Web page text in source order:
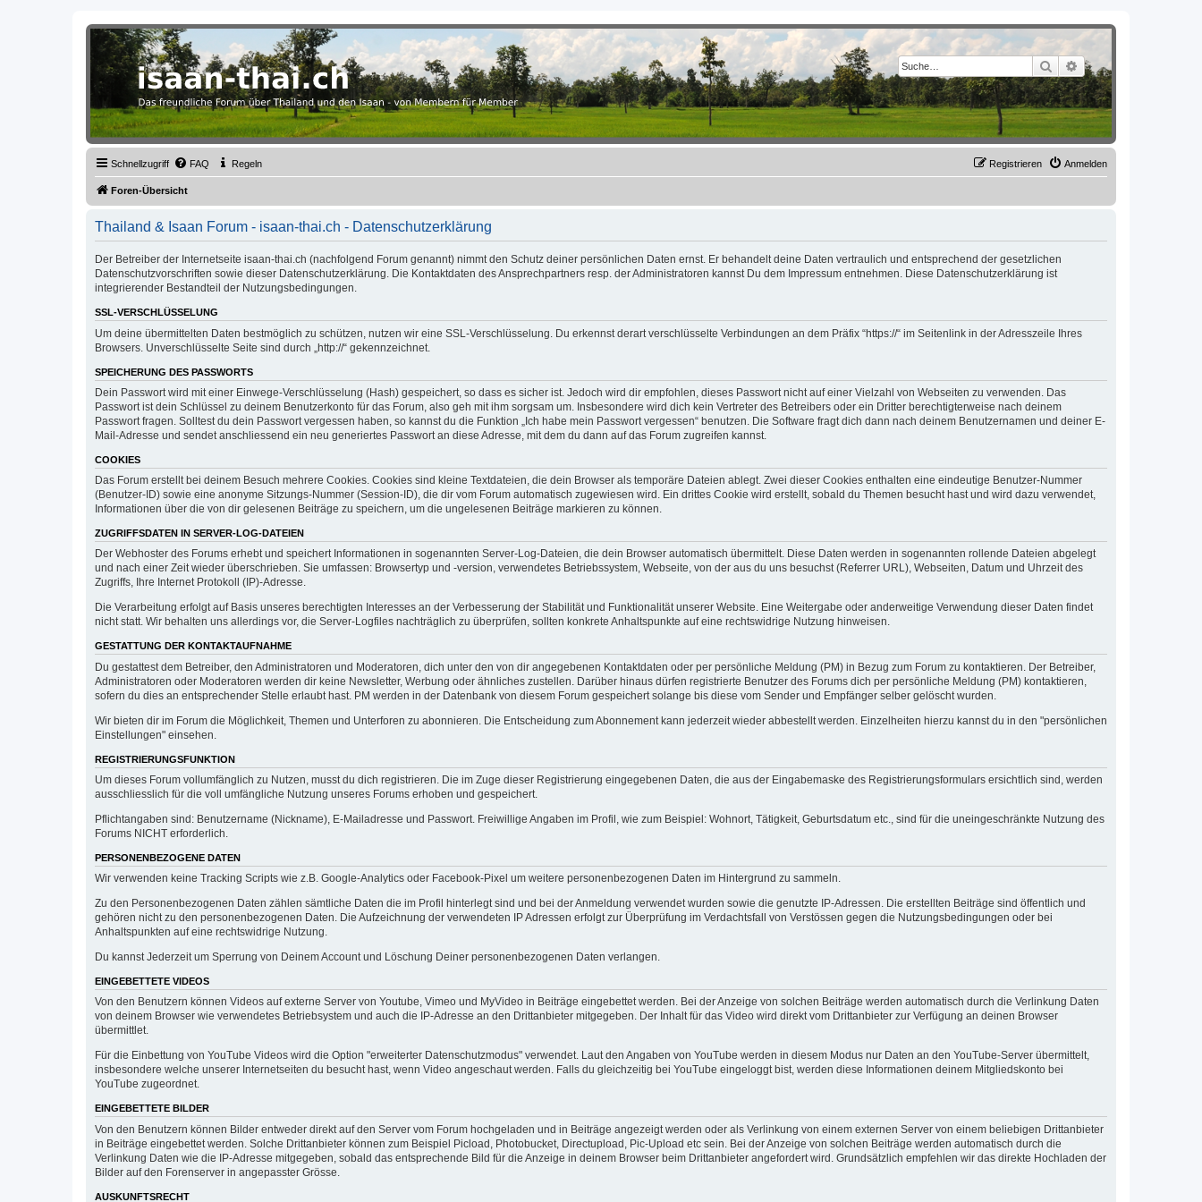
Suche Erweiterte Suche
Thailand & Isaan Forum - isaan-thai.ch
Das freundliche Forum über Thailand und den Isaan - von Membern für Member
Schnellzugriff FAQ Regeln Anmelden
Registrieren
Foren-Übersicht
Thailand & Isaan Forum - isaan-thai.ch - Datenschutzerklärung
Der Betreiber der Internetseite isaan-thai.ch (nachfolgend Forum genannt) nimmt den Schutz deiner persönlichen Daten ernst. Er behandelt deine Daten vertraulich und entsprechend der gesetzlichen
Datenschutzvorschriften sowie dieser Datenschutzerklärung. Die Kontaktdaten des Ansprechpartners resp. der Administratoren kannst Du dem Impressum entnehmen. Diese Datenschutzerklärung ist
integrierender Bestandteil der Nutzungsbedingungen.
SSL-VERSCHLÜSSELUNG
Um deine übermittelten Daten bestmöglich zu schützen, nutzen wir eine SSL-Verschlüsselung. Du erkennst derart verschlüsselte Verbindungen an dem Präfix “https://“ im Seitenlink in der Adresszeile Ihres
Browsers. Unverschlüsselte Seite sind durch „http://“ gekennzeichnet.
SPEICHERUNG DES PASSWORTS
Dein Passwort wird mit einer Einwege-Verschlüsselung (Hash) gespeichert, so dass es sicher ist. Jedoch wird dir empfohlen, dieses Passwort nicht auf einer Vielzahl von Webseiten zu verwenden. Das
Passwort ist dein Schlüssel zu deinem Benutzerkonto für das Forum, also geh mit ihm sorgsam um. Insbesondere wird dich kein Vertreter des Betreibers oder ein Dritter berechtigterweise nach deinem
Passwort fragen. Solltest du dein Passwort vergessen haben, so kannst du die Funktion „Ich habe mein Passwort vergessen“ benutzen. Die Software fragt dich dann nach deinem Benutzernamen und deiner E-
Mail-Adresse und sendet anschliessend ein neu generiertes Passwort an diese Adresse, mit dem du dann auf das Forum zugreifen kannst.
COOKIES
Das Forum erstellt bei deinem Besuch mehrere Cookies. Cookies sind kleine Textdateien, die dein Browser als temporäre Dateien ablegt. Zwei dieser Cookies enthalten eine eindeutige Benutzer-Nummer
(Benutzer-ID) sowie eine anonyme Sitzungs-Nummer (Session-ID), die dir vom Forum automatisch zugewiesen wird. Ein drittes Cookie wird erstellt, sobald du Themen besucht hast und wird dazu verwendet,
Informationen über die von dir gelesenen Beiträge zu speichern, um die ungelesenen Beiträge markieren zu können.
ZUGRIFFSDATEN IN SERVER-LOG-DATEIEN
Der Webhoster des Forums erhebt und speichert Informationen in sogenannten Server-Log-Dateien, die dein Browser automatisch übermittelt. Diese Daten werden in sogenannten rollende Dateien abgelegt
und nach einer Zeit wieder überschrieben. Sie umfassen: Browsertyp und -version, verwendetes Betriebssystem, Webseite, von der aus du uns besuchst (Referrer URL), Webseiten, Datum und Uhrzeit des
Zugriffs, Ihre Internet Protokoll (IP)-Adresse.
Die Verarbeitung erfolgt auf Basis unseres berechtigten Interesses an der Verbesserung der Stabilität und Funktionalität unserer Website. Eine Weitergabe oder anderweitige Verwendung dieser Daten findet
nicht statt. Wir behalten uns allerdings vor, die Server-Logfiles nachträglich zu überprüfen, sollten konkrete Anhaltspunkte auf eine rechtswidrige Nutzung hinweisen.
GESTATTUNG DER KONTAKTAUFNAHME
Du gestattest dem Betreiber, den Administratoren und Moderatoren, dich unter den von dir angegebenen Kontaktdaten oder per persönliche Meldung (PM) in Bezug zum Forum zu kontaktieren. Der Betreiber,
Administratoren oder Moderatoren werden dir keine Newsletter, Werbung oder ähnliches zustellen. Darüber hinaus dürfen registrierte Benutzer des Forums dich per persönliche Meldung (PM) kontaktieren,
sofern du dies an entsprechender Stelle erlaubt hast. PM werden in der Datenbank von diesem Forum gespeichert solange bis diese vom Sender und Empfänger selber gelöscht wurden.
Wir bieten dir im Forum die Möglichkeit, Themen und Unterforen zu abonnieren. Die Entscheidung zum Abonnement kann jederzeit wieder abbestellt werden. Einzelheiten hierzu kannst du in den "persönlichen
Einstellungen" einsehen.
REGISTRIERUNGSFUNKTION
Um dieses Forum vollumfänglich zu Nutzen, musst du dich registrieren. Die im Zuge dieser Registrierung eingegebenen Daten, die aus der Eingabemaske des Registrierungsformulars ersichtlich sind, werden
ausschliesslich für die voll umfängliche Nutzung unseres Forums erhoben und gespeichert.
Pflichtangaben sind: Benutzername (Nickname), E-Mailadresse und Passwort. Freiwillige Angaben im Profil, wie zum Beispiel: Wohnort, Tätigkeit, Geburtsdatum etc., sind für die uneingeschränkte Nutzung des
Forums NICHT erforderlich.
PERSONENBEZOGENE DATEN
Wir verwenden keine Tracking Scripts wie z.B. Google-Analytics oder Facebook-Pixel um weitere personenbezogenen Daten im Hintergrund zu sammeln.
Zu den Personenbezogenen Daten zählen sämtliche Daten die im Profil hinterlegt sind und bei der Anmeldung verwendet wurden sowie die genutzte IP-Adressen. Die erstellten Beiträge sind öffentlich und
gehören nicht zu den personenbezogenen Daten. Die Aufzeichnung der verwendeten IP Adressen erfolgt zur Überprüfung im Verdachtsfall von Verstössen gegen die Nutzungsbedingungen oder bei
Anhaltspunkten auf eine rechtswidrige Nutzung.
Du kannst Jederzeit um Sperrung von Deinem Account und Löschung Deiner personenbezogenen Daten verlangen.
EINGEBETTETE VIDEOS
Von den Benutzern können Videos auf externe Server von Youtube, Vimeo und MyVideo in Beiträge eingebettet werden. Bei der Anzeige von solchen Beiträge werden automatisch durch die Verlinkung Daten
von deinem Browser wie verwendetes Betriebsystem und auch die IP-Adresse an den Drittanbieter mitgegeben. Der Inhalt für das Video wird direkt vom Drittanbieter zur Verfügung an deinen Browser
übermittlet.
Für die Einbettung von YouTube Videos wird die Option "erweiterter Datenschutzmodus" verwendet. Laut den Angaben von YouTube werden in diesem Modus nur Daten an den YouTube-Server übermittelt,
insbesondere welche unserer Internetseiten du besucht hast, wenn Video angeschaut werden. Falls du gleichzeitig bei YouTube eingeloggt bist, werden diese Informationen deinem Mitgliedskonto bei
YouTube zugeordnet.
EINGEBETTETE BILDER
Von den Benutzern können Bilder entweder direkt auf den Server vom Forum hochgeladen und in Beiträge angezeigt werden oder als Verlinkung von einem externen Server von einem beliebigen Drittanbieter
in Beiträge eingebettet werden. Solche Drittanbieter können zum Beispiel Picload, Photobucket, Directupload, Pic-Upload etc sein. Bei der Anzeige von solchen Beiträge werden automatisch durch die
Verlinkung Daten wie die IP-Adresse mitgegeben, sobald das entsprechende Bild für die Anzeige in deinem Browser beim Drittanbieter angefordert wird. Grundsätzlich empfehlen wir das direkte Hochladen der
Bilder auf den Forenserver in angepasster Grösse.
AUSKUNFTSRECHT